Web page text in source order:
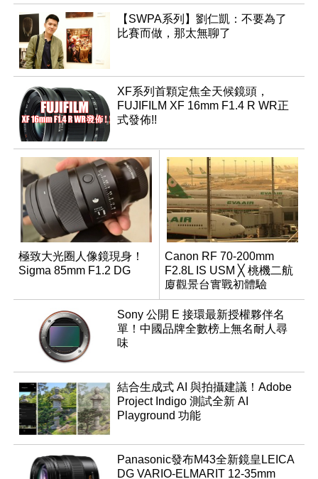
【SWPA系列】劉仁凱：不要為了
比賽而做，那太無聊了
XF系列首顆定焦全天候鏡頭，
FUJIFILM XF 16mm F1.4 R WR正
式發佈!!
極致大光圈人像鏡現身！
Sigma 85mm F1.2 DG
Canon RF 70-200mm
F2.8L IS USM ╳ 桃機二航
廈觀景台實戰初體驗
Sony 公開 E 接環最新授權夥伴名
單！中國品牌全數榜上無名耐人尋
味
結合生成式 AI 與拍攝建議！Adobe
Project Indigo 測試全新 AI
Playground 功能
Panasonic發布M43全新鏡皇LEICA
DG VARIO-ELMARIT 12-35mm